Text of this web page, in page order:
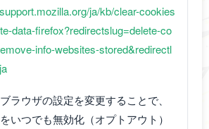
ja/kb/clear-cookies
data-firefox?redirectslug=delete-co
info-websites-stored&redirectl
ラウザの設定を変更することで、
いつでも無効化（オプトアウト）